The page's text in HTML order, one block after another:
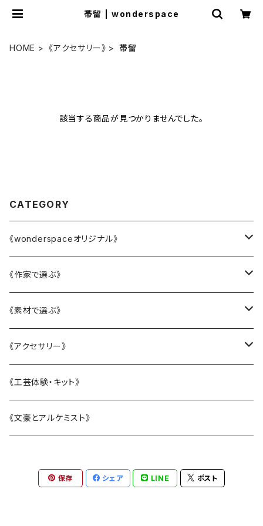
帯留 | wonderspace
HOME 《アクセサリー》 帯留
該当する商品が見つかりませんでした。
CATEGORY
《wonderspaceオリジナル》
かニャんざわ豆皿
LittleFlower
水引アクセサリー
KANAZAWAシリーズ
BOTANIC ISHIKAWA -ボタニックイシカワ-
電車シリーズ
《作家で選ぶ》
大西雄三郎
織田恵美
河村澄香
川崎知美
山近一憲
《素材で選ぶ》
陶磁器
ガラス
漆
《アクセサリー》
リング
ピアス・イヤリング
ブローチ
《工芸体験・キット》
《文豪とアルケミスト》
保存 シェア LINE ポスト